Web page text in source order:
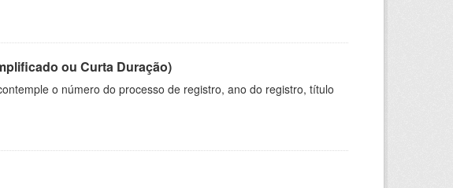
ou Curta Duração)
o número do processo de registro, ano do registro, título